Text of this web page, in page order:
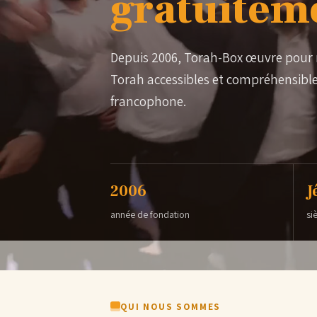
61
Ariel vient
Il reste
Eva vient de
4
Depuis 2006, Torah-Box œuvre
Torah accessibles et
francophone.
2006
année de fondation
QUI NOUS SOMMES